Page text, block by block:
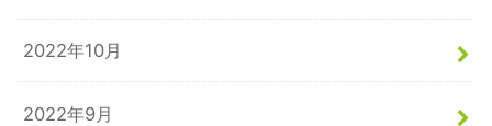
2022年10月
2022年9月